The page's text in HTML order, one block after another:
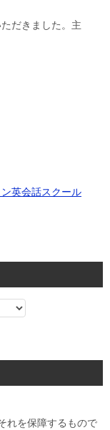
だきました。主
英会話スクール
れを保障するもので